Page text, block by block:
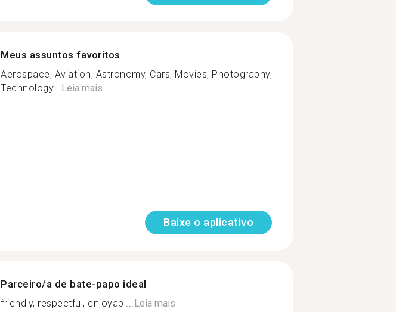
Meus assuntos favoritos
Aerospace, Aviation, Astronomy, Cars, Movies, Photography,
Technology...Leia mais
Baixe o aplicativo
Parceiro/a de bate-papo ideal
friendly, respectful, enjoyabl...Leia mais